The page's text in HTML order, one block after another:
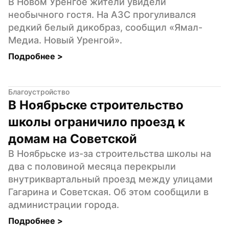
необычного гостя. На АЗС прогуливался
редкий белый дикобраз, сообщил «Ямал-
Медиа. Новый Уренгой».
Подробнее >
Благоустройство
В Ноябрьске строительство
школы ограничило проезд к
домам на Советской
В Ноябрьске из-за строительства школы на
два с половиной месяца перекрыли
внутриквартальный проезд между улицами
Гагарина и Советская. Об этом сообщили в
администрации города.
Подробнее >